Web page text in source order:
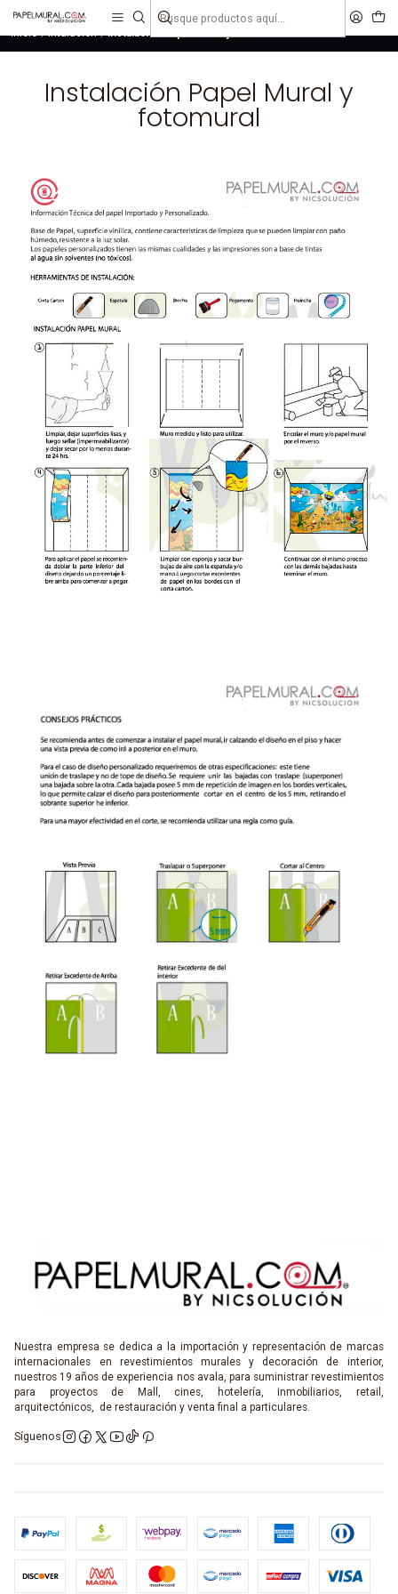
liquidaciones
Inicio Intalación Instalación Papel Mural y fotomural
Instalación Papel Mural y
fotomural
Nuestra empresa se dedica a la importación y representación de marcas
internacionales en revestimientos murales y decoración de interior,
nuestros 19 años de experiencia nos avala, para suministrar revestimientos
para proyectos de Mall, cines, hotelería, inmobiliarios, retail,
arquitectónicos, de restauración y venta final a particulares.
Síguenos